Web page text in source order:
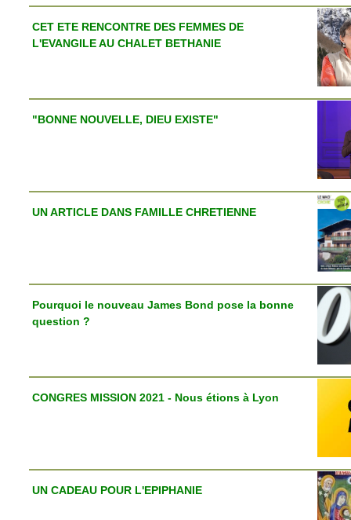
CET ETE RENCONTRE DES FEMMES DE
L'EVANGILE AU CHALET BETHANIE
"BONNE NOUVELLE, DIEU EXISTE"
UN ARTICLE DANS FAMILLE CHRETIENNE
Pourquoi le nouveau James Bond pose la bonne
question ?
CONGRES MISSION 2021 - Nous étions à Lyon
UN CADEAU POUR L'EPIPHANIE